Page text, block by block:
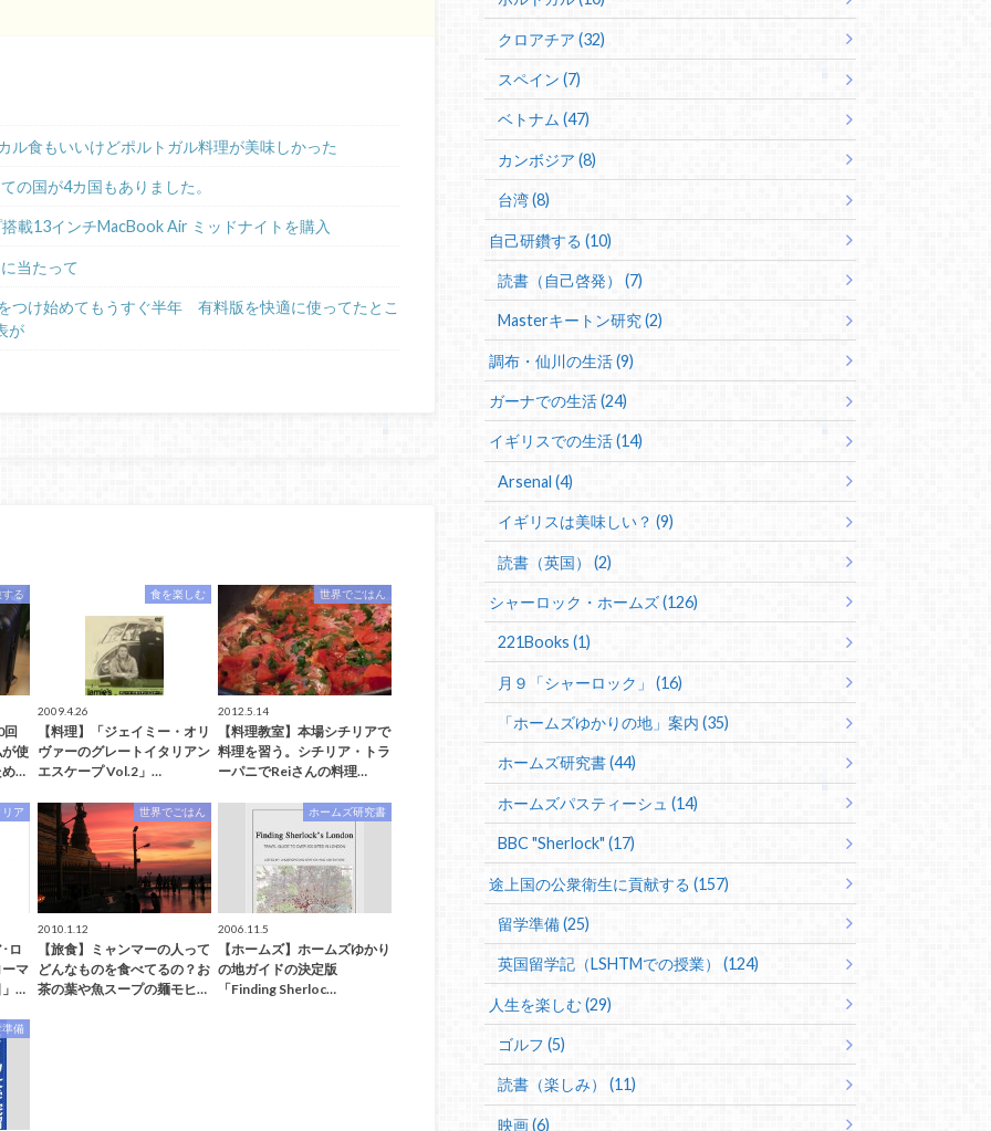
ル食もいいけどポルトガル料理が美味しかった
の国が4カ国もありました。
載13インチMacBook Air ミッドナイトを購入
当たって
つけ始めてもうすぐ半年 有料版を快適に使ってたとこ
が
る
回
使
め…
食を楽しむ
2009.4.26
【料理】「ジェイミー・オリ
ヴァーのグレートイタリアン
エスケープ Vol.2」…
世界でごはん
2012.5.14
【料理教室】本場シチリアで
料理を習う。シチリア・トラ
ーパニでReiさんの料理…
ア
ロ
マ
」…
世界でごはん
2010.1.12
【旅食】ミャンマーの人って
どんなものを食べてるの？お
茶の葉や魚スープの麺モヒ…
ホームズ研究書
2006.11.5
【ホームズ】ホームズゆかり
の地ガイドの決定版
「Finding Sherloc…
準備
クロアチア (32)
スペイン (7)
ベトナム (47)
カンボジア (8)
台湾 (8)
自己研鑽する (10)
読書（自己啓発） (7)
Masterキートン研究 (2)
調布・仙川の生活 (9)
ガーナでの生活 (24)
イギリスでの生活 (14)
Arsenal (4)
イギリスは美味しい？ (9)
読書（英国） (2)
シャーロック・ホームズ (126)
221Books (1)
月９「シャーロック」 (16)
「ホームズゆかりの地」案内 (35)
ホームズ研究書 (44)
ホームズパスティーシュ (14)
BBC "Sherlock" (17)
途上国の公衆衛生に貢献する (157)
留学準備 (25)
英国留学記（LSHTMでの授業） (124)
人生を楽しむ (29)
ゴルフ (5)
読書（楽しみ） (11)
映画 (6)